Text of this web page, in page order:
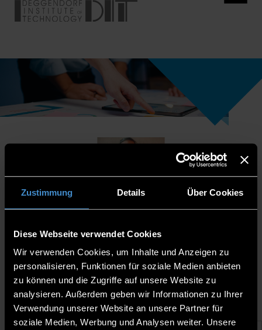
Zustimmung Details Über Cookies
Diese Webseite verwendet Cookies
Wir verwenden Cookies, um Inhalte und Anzeigen zu
personalisieren, Funktionen für soziale Medien anbieten
zu können und die Zugriffe auf unsere Website zu
analysieren. Außerdem geben wir Informationen zu Ihrer
Verwendung unserer Website an unsere Partner für
soziale Medien, Werbung und Analysen weiter. Unsere
14.12.2023 |